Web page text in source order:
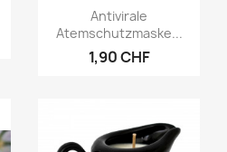
Vorschau
Antivirale
Atemschutzmaske...
1,90 CHF